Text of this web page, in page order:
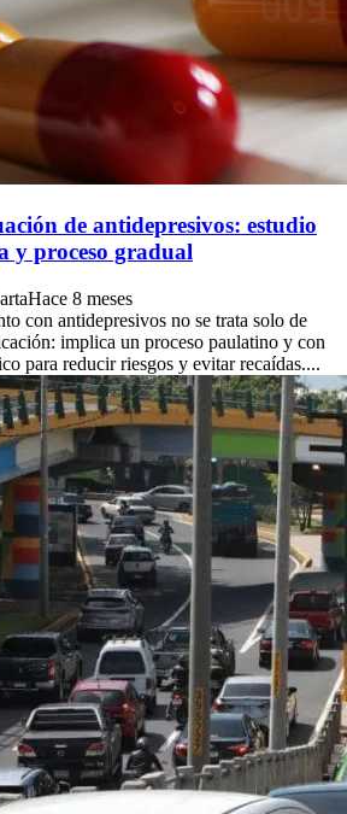
de antidepresivos: estudio
y proceso gradual
Hace 8 meses
con antidepresivos no se trata solo de
implica un proceso paulatino y con
para reducir riesgos y evitar recaídas....